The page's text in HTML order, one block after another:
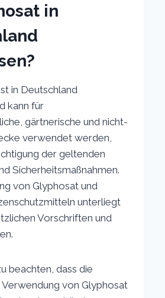
in
in Deutschland
kann für
gärtnerische und nicht-
verwendet werden,
der geltenden
Sicherheitsmaßnahmen.
von Glyphosat und
unterliegt
Vorschriften und
beachten, dass die
Verwendung von Glyphosat